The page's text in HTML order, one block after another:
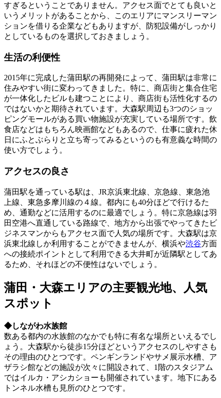
すぎるということでありません。アクセス面でとても良いと
いうメリットがあることから、このエリアにマンスリーマン
ションを借りる企業などもありますが、防犯設備がしっかり
としているものを選択しておきましょう。
生活の利便性
2015年に完成した蒲田駅の再開発によって、蒲田駅は非常に
住みやすい街に変わってきました。特に、商店街と集合住宅
が一体化したビルも建つことにより、商店街も活性化するの
ではないかと期待されています。大森駅周辺も3つのショッ
ピングモールがある買い物施設が充実している場所です。飲
食店などはもちろん映画館などもあるので、仕事に疲れた休
日にふとぶらりと立ち寄ってみるというのも有意義な時間の
使い方でしょう。
アクセスの良さ
蒲田駅を通っている駅は、JR京浜東北線、京急線、東急池
上線、東急多摩川線の４線。都内にも40分ほどで行けるた
め、通勤などに活用するのに最適でしょう。特に京急線は羽
田空港へ直通している路線で、地方から出張でやってきたビ
ジネスマンからもアクセス面で人気の場所です。大森駅は京
浜東北線しか利用することができませんが、横浜や渋谷方面
への接続ポイントとして利用できる大井町が近隣駅としてあ
るため、それほどの不便性はないでしょう。
蒲田・大森エリアの主要観光地、人気
スポット
◆しながわ水族館
数ある都内の水族館のなかでも特に有名な場所といえるでし
ょう。大森駅から徒歩15分ほどというアクセスのしやすさも
その理由のひとつです。ペンギンランドやサメ展示水槽、ア
ザラシ館などの施設が次々に開設されて、1階のスタジアム
ではイルカ・アシカショーも開催されています。地下にある
トンネル水槽も見所のひとつです。